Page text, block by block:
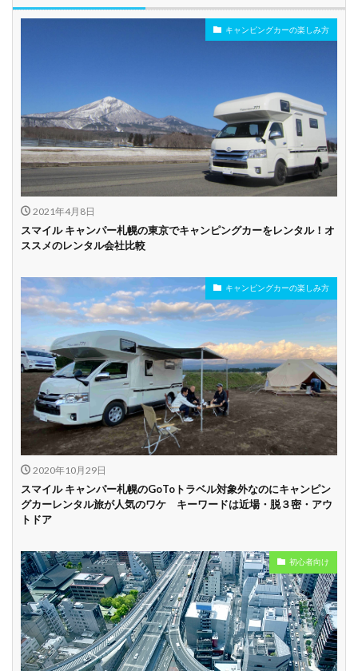
駅配車あり 多言語対応 年末年始営業
配車サービスあり
マイカー預かりあ
り
カード支払い可
ビジネス利用 カップル向き ファミリー向き
貸し出しオプショ
ン充実
新車多数あり
試乗プラン有り
キャンペーン開催
中
長期割引
学割 早割
キャンピングカーの楽しみ方
2021年4月8日
スマイル キャンパー札幌の東京でキャンピングカーをレンタル！オ
ススメのレンタル会社比較
キャンピングカーの楽しみ方
2020年10月29日
スマイル キャンパー札幌のGoToトラベル対象外なのにキャンピン
グカーレンタル旅が人気のワケ キーワードは近場・脱３密・アウ
トドア
初心者向け